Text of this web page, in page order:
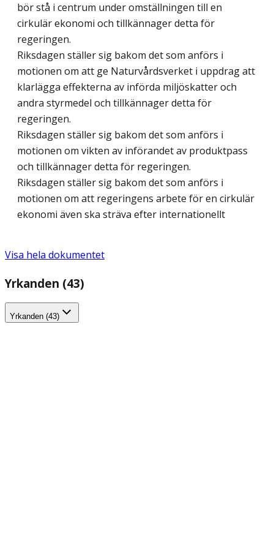
bör stå i centrum under omställningen till en
cirkulär ekonomi och tillkännager detta för
regeringen.
Riksdagen ställer sig bakom det som anförs i
motionen om att ge Naturvårdsverket i uppdrag att
klarlägga effekterna av införda miljöskatter och
andra styrmedel och tillkännager detta för
regeringen.
Riksdagen ställer sig bakom det som anförs i
motionen om vikten av införandet av produktpass
och tillkännager detta för regeringen.
Riksdagen ställer sig bakom det som anförs i
motionen om att regeringens arbete för en cirkulär
ekonomi även ska sträva efter internationellt
Visa hela dokumentet
Yrkanden (43)
Yrkanden (43)